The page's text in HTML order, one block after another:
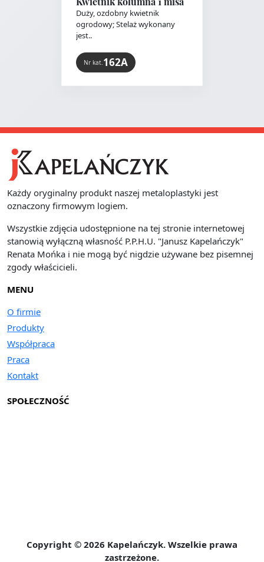
Duży, ozdobny kwietnik
ogrodowy; Stelaż wykonany
jest..
Nr kat.162A
Każdy oryginalny produkt naszej metaloplastyki jest
oznaczony firmowym logiem.
Wszystkie zdjęcia udostępnione na tej stronie internetowej
stanowią wyłączną własność P.P.H.U. "Janusz Kapelańczyk"
Renata Mońka i nie mogą być nigdzie używane bez pisemnej
zgody właścicieli.
MENU
O firmie
Produkty
Współpraca
Praca
Kontakt
SPOŁECZNOŚĆ
Copyright © 2026 Kapelańczyk. Wszelkie prawa
zastrzeżone.